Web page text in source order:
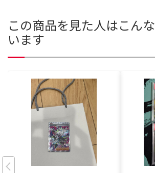
この商品を見た人はこん
います